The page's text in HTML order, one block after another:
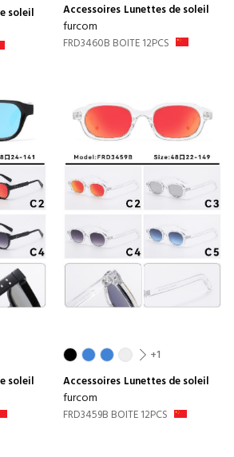
soleil Accessoires Lunettes de soleil
furcom
FRD3460B BOITE 12PCS
soleil
+1
Accessoires Lunettes de soleil
furcom
FRD3459B BOITE 12PCS